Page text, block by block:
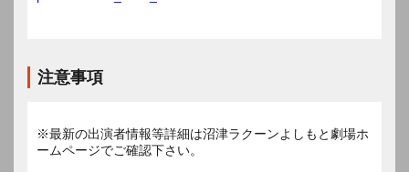
注意事項
※最新の出演者情報等詳細は沼津ラクーンよしもと劇場ホ
ームページでご確認下さい。